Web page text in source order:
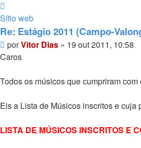
Vitor
Dias
Sítio web
Re: Estágio 2011 (Campo-
Mensagem
porVitor Dias » 19 out 2011, 10:58
Caros
Todos os músicos que cumpriram
Eis a Lista de Músicos inscritos e cuja
LISTA DE MÚSICOS INSCRITOS E